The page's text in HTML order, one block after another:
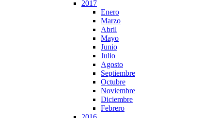
2017
Enero
Marzo
Abril
Mayo
Junio
Julio
Agosto
Septiembre
Octubre
Noviembre
Diciembre
Febrero